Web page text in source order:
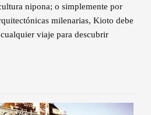
nipona; o simplemente por
milenarias, Kioto debe
viaje para descubrir